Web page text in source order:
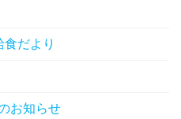
だより
お知らせ